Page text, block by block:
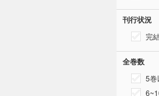
刊行状況
完
全巻数
5巻